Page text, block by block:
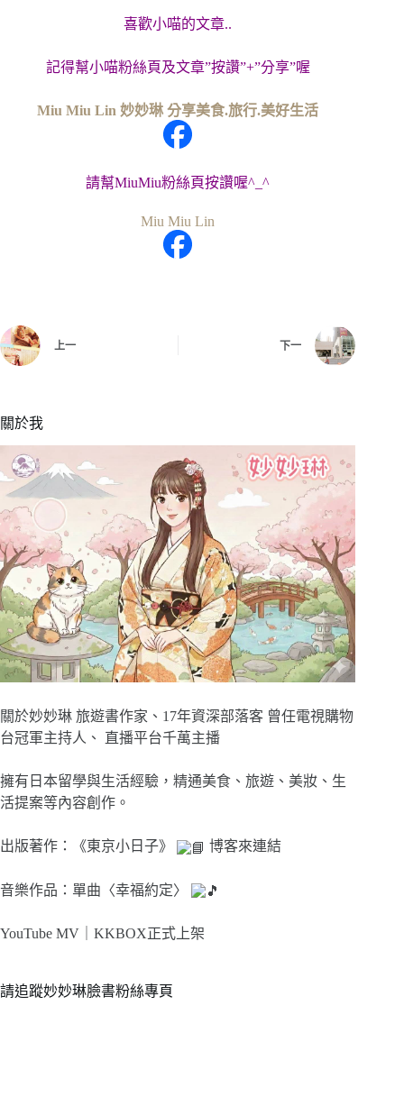
喜歡小喵的文章..
記得幫小喵粉絲頁及文章”按讚”+”分享”喔
Miu Miu Lin 妙妙琳 分享美食.旅行.美好生活
請幫MiuMiu粉絲頁按讚喔^_^
Miu Miu Lin
上一 下一
關於我
關於妙妙琳 旅遊書作家、17年資深部落客 曾任電視購物
台冠軍主持人、 直播平台千萬主播
擁有日本留學與生活經驗，精通美食、旅遊、美妝、生
活提案等內容創作。
出版著作：《東京小日子》 博客來連結
音樂作品：單曲〈幸福約定〉
YouTube MV｜ KKBOX正式上架
請追蹤妙妙琳臉書粉絲專頁